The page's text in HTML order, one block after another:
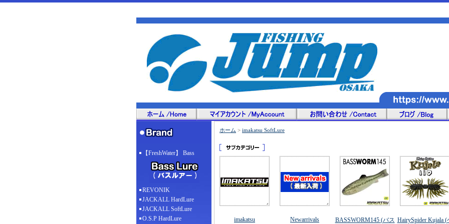
【FreshWater】 Bass
REVONIK
JACKALL HardLure
JACKALL SoftLure
O.S.P HardLure
ホーム > imakatsu SoftLure
imakatsu Newarrivals BASSWORM145 (バス HairySpider Kujala (